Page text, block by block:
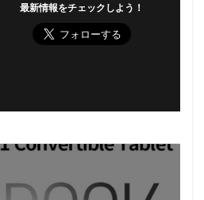
最新情報をチェックしよう！